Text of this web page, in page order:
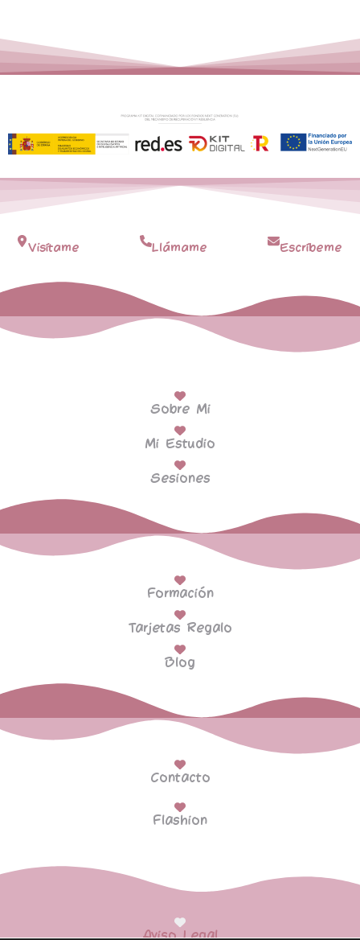
Visítame Llámame Escríbeme
Sobre Mi
Mi Estudio
Sesiones
Formación
Tarjetas Regalo
Blog
Contacto
Flashion
Aviso Legal